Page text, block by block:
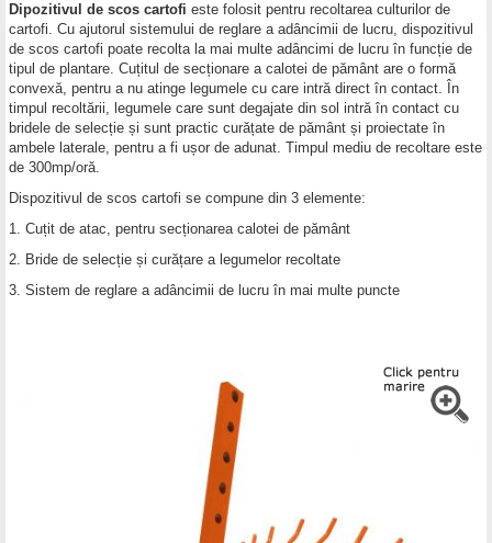
Dipozitivul de scos cartofi este folosit pentru recoltarea culturilor de
cartofi. Cu ajutorul sistemului de reglare a adâncimii de lucru, dispozitivul
de scos cartofi poate recolta la mai multe adâncimi de lucru în funcție de
tipul de plantare. Cuțitul de secționare a calotei de pământ are o formă
convexă, pentru a nu atinge legumele cu care intră direct în contact. În
timpul recoltării, legumele care sunt degajate din sol intră în contact cu
bridele de selecție și sunt practic curățate de pământ și proiectate în
ambele laterale, pentru a fi ușor de adunat. Timpul mediu de recoltare este
de 300mp/oră.
Dispozitivul de scos cartofi se compune din 3 elemente:
1. Cuțit de atac, pentru secționarea calotei de pământ
2. Bride de selecție și curățare a legumelor recoltate
3. Sistem de reglare a adâncimii de lucru în mai multe puncte